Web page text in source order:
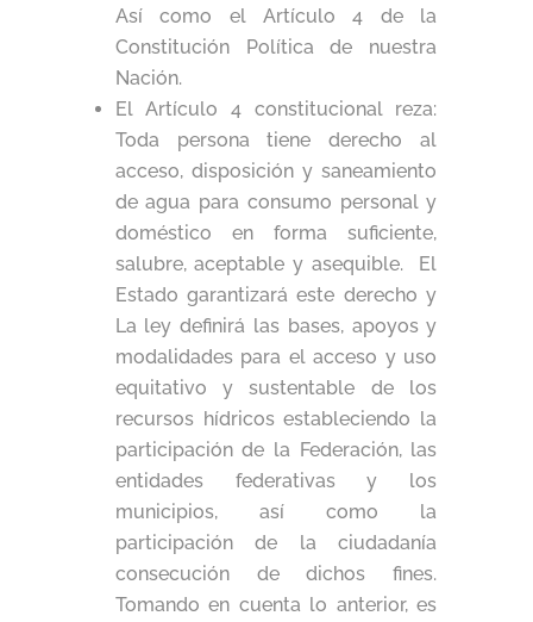
Así como el Artículo 4 de la
Constitución Política de nuestra
Nación.
El Artículo 4 constitucional reza:
Toda persona tiene derecho al
acceso, disposición y saneamiento
de agua para consumo personal y
doméstico en forma suficiente,
salubre, aceptable y asequible. El
Estado garantizará este derecho y
La ley definirá las bases, apoyos y
modalidades para el acceso y uso
equitativo y sustentable de los
recursos hídricos estableciendo la
participación de la Federación, las
entidades federativas y los
municipios, así como la
participación de la ciudadanía
consecución de dichos fines.
Tomando en cuenta lo anterior, es